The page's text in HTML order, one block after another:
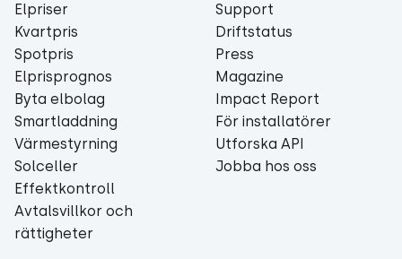
Elpriser
Kvartpris
Spotpris
Elprisprognos
Byta elbolag
Smartladdning
Värmestyrning
Solceller
Effektkontroll
Avtalsvillkor och
rättigheter
Support
Driftstatus
Press
Magazine
Impact Report
För installatörer
Utforska API
Jobba hos oss